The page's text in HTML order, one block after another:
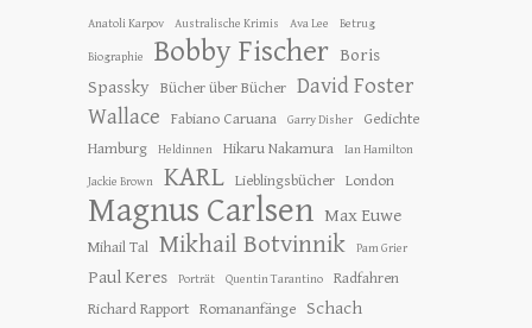
Anatoli Karpov Australische Krimis Ava Lee Betrug
Biographie Bobby Fischer Boris
Spassky Bücher über Bücher David Foster
Wallace
Fabiano Caruana Garry Disher
Gedichte
Hamburg
Heldinnen Hikaru Nakamura Ian Hamilton
Jackie Brown KARL Lieblingsbücher London
Magnus Carlsen Max Euwe
Mihail Tal Mikhail Botvinnik Pam Grier
Paul Keres Porträt Quentin Tarantino
Radfahren
Richard Rapport Romananfänge Schach